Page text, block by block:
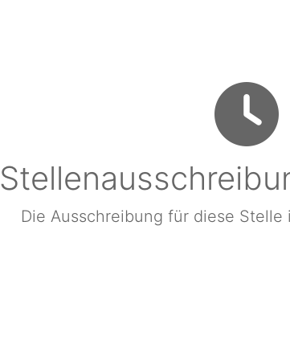
Die Ausschreibung für diese